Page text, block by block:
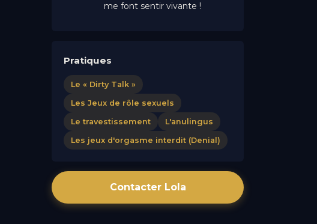
me font sentir vivante !
Pratiques
Le « Dirty Talk »
Les Jeux de rôle sexuels
Le travestissement L'anulingus
Les jeux d'orgasme interdit (Denial)
Contacter Lola